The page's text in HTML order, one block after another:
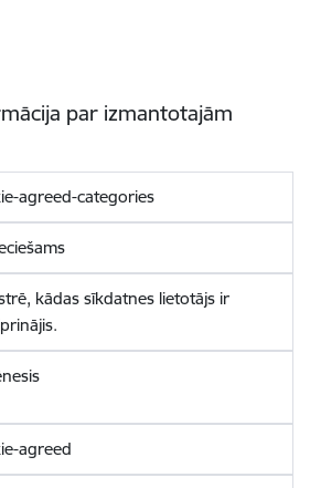
par izmantotajām
agreed-categories
kādas sīkdatnes lietotājs ir
agreed